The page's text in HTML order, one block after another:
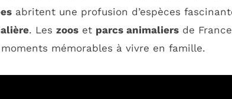
abritent une profusion d’espèces
. Les zoos et parcs animaliers de France
mémorables à vivre en famille.